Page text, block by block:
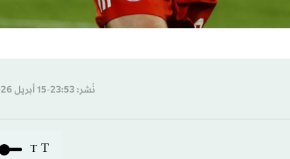
نُشر: 23:53-15 أبريل 2026 م ـ 28 شوّال 1447 هـ
T
T